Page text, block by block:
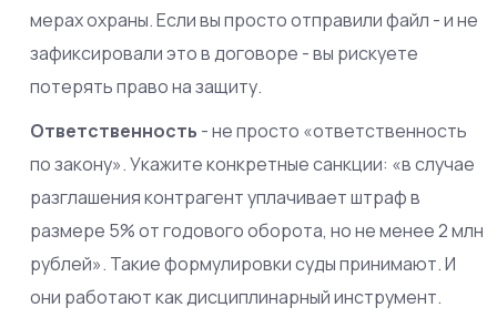
мерах охраны. Если вы просто отправили файл - и не
зафиксировали это в договоре - вы рискуете
потерять право на защиту.
Ответственность - не просто «ответственность
по закону». Укажите конкретные санкции: «в случае
разглашения контрагент уплачивает штраф в
размере 5% от годового оборота, но не менее 2 млн
рублей». Такие формулировки суды принимают. И
они работают как дисциплинарный инструмент.